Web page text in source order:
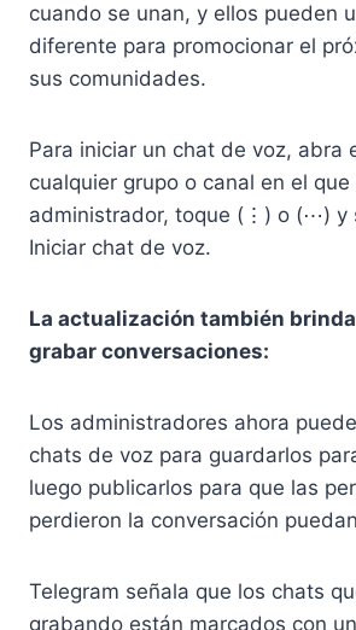
cuando se unan, y ellos pueden
diferente para promocionar el
sus comunidades.
Para iniciar un chat de voz, abra
cualquier grupo o canal en el que
administrador, toque (⋮) o (⋯) y
Iniciar chat de voz.
La actualización también
grabar conversaciones:
Los administradores ahora
chats de voz para guardarlos
luego publicarlos para que las
perdieron la conversación
Telegram señala que los chats
grabando están marcados con